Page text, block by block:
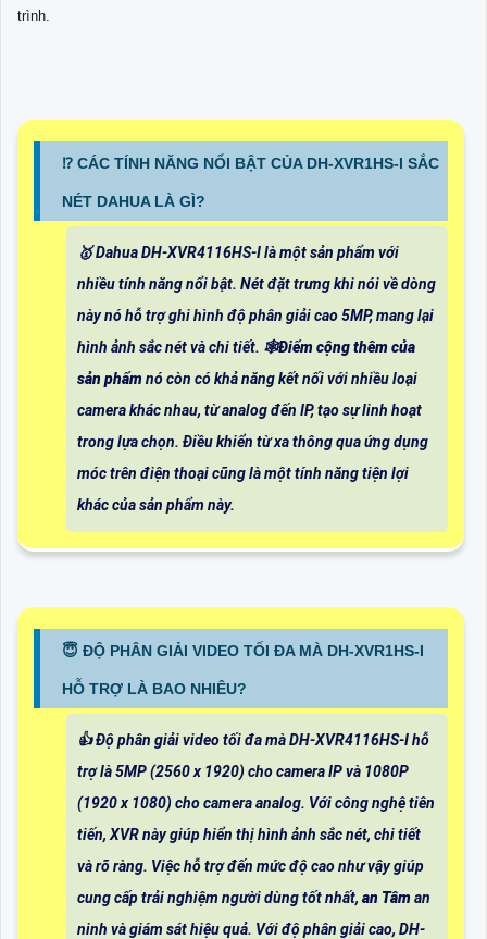
trình.
⁉️ CÁC TÍNH NĂNG NỔI BẬT CỦA DH-XVR1HS-I SẮC
NÉT DAHUA LÀ GÌ?
🥇 Dahua DH-XVR4116HS-I là một sản phẩm với
nhiều tính năng nổi bật. Nét đặt trưng khi nói về dòng
này nó hỗ trợ ghi hình độ phân giải cao 5MP, mang lại
hình ảnh sắc nét và chi tiết. 🕸Điểm cộng thêm của
sản phẩm nó còn có khả năng kết nối với nhiều loại
camera khác nhau, từ analog đến IP, tạo sự linh hoạt
trong lựa chọn. Điều khiển từ xa thông qua ứng dụng
móc trên điện thoại cũng là một tính năng tiện lợi
khác của sản phẩm này.
😇 ĐỘ PHÂN GIẢI VIDEO TỐI ĐA MÀ DH-XVR1HS-I
HỖ TRỢ LÀ BAO NHIÊU?
👍 Độ phân giải video tối đa mà DH-XVR4116HS-I hỗ
trợ là 5MP (2560 x 1920) cho camera IP và 1080P
(1920 x 1080) cho camera analog. Với công nghệ tiên
tiến, XVR này giúp hiển thị hình ảnh sắc nét, chi tiết
và rõ ràng. Việc hỗ trợ đến mức độ cao như vậy giúp
cung cấp trải nghiệm người dùng tốt nhất, an Tâm an
ninh và giám sát hiệu quả. Với độ phân giải cao, DH-